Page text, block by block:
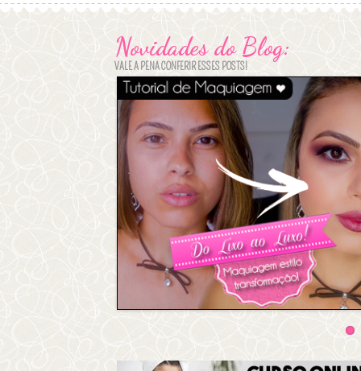
Novidades do Blog:
VALE A PENA CONFERIR ESSES POSTS!